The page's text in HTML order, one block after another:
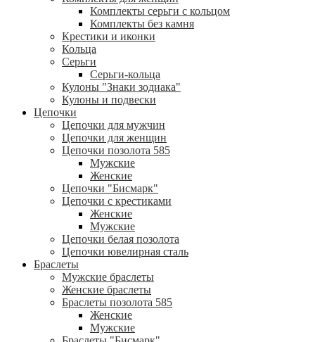
Комплекты серьги с кольцом
Комплекты без камня
Крестики и иконки
Кольца
Серьги
Серьги-кольца
Кулоны "Знаки зодиака"
Кулоны и подвески
Цепочки
Цепочки для мужчин
Цепочки для женщин
Цепочки позолота 585
Мужские
Женские
Цепочки "Бисмарк"
Цепочки с крестиками
Женские
Мужские
Цепочки белая позолота
Цепочки ювелирная сталь
Браслеты
Мужские браслеты
Женские браслеты
Браслеты позолота 585
Женские
Мужские